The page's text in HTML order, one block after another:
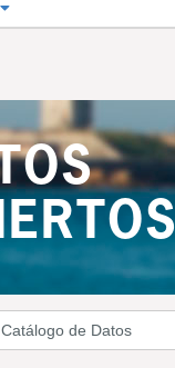
Catálogo de Datos